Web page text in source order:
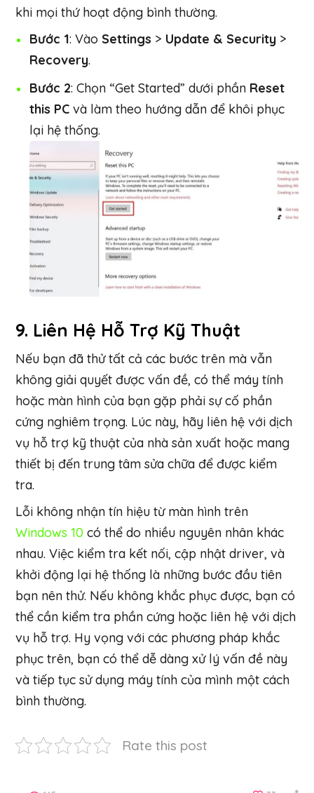
khi mọi thứ hoạt động bình thường.
Bước 1: Vào Settings > Update & Security >
Recovery.
Bước 2: Chọn “Get Started” dưới phần Reset
this PC và làm theo hướng dẫn để khôi phục
lại hệ thống.
9. Liên Hệ Hỗ Trợ Kỹ Thuật
Nếu bạn đã thử tất cả các bước trên mà vẫn
không giải quyết được vấn đề, có thể máy tính
hoặc màn hình của bạn gặp phải sự cố phần
cứng nghiêm trọng. Lúc này, hãy liên hệ với dịch
vụ hỗ trợ kỹ thuật của nhà sản xuất hoặc mang
thiết bị đến trung tâm sửa chữa để được kiểm
tra.
Lỗi không nhận tín hiệu từ màn hình trên
Windows 10 có thể do nhiều nguyên nhân khác
nhau. Việc kiểm tra kết nối, cập nhật driver, và
khởi động lại hệ thống là những bước đầu tiên
bạn nên thử. Nếu không khắc phục được, bạn có
thể cần kiểm tra phần cứng hoặc liên hệ với dịch
vụ hỗ trợ. Hy vọng với các phương pháp khắc
phục trên, bạn có thể dễ dàng xử lý vấn đề này
và tiếp tục sử dụng máy tính của mình một cách
bình thường.
ChatGPT
Rate this post